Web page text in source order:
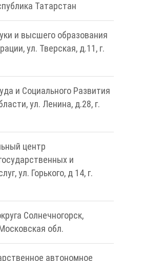
Татарстан
и высшего образования
ул. Тверская, д.11, г.
и Социального Развития
ул. Ленина, д.28, г.
центр
и
ул. Горького, д 14, г.
Солнечногорск,
обл.
автономное